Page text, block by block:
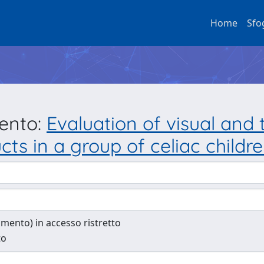
Home
Evaluation of visual
in a group of celiac
in accesso ristretto